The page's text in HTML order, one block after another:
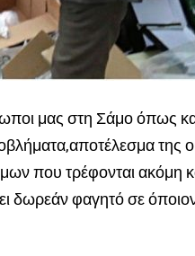
μας στη Σάμο όπως
της
που τρέφονται ακόμη
δωρεάν φαγητό σε